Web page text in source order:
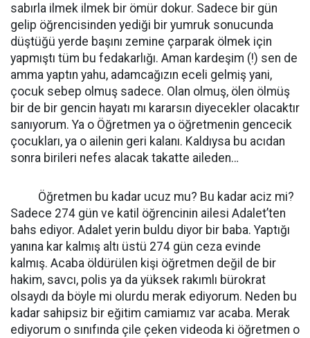
sabırla ilmek ilmek bir ömür dokur. Sadece bir gün
gelip öğrencisinden yediği bir yumruk sonucunda
düştüğü yerde başını zemine çarparak ölmek için
yapmıştı tüm bu fedakarlığı. Aman kardeşim (!) sen de
amma yaptın yahu, adamcağızın eceli gelmiş yani,
çocuk sebep olmuş sadece. Olan olmuş, ölen ölmüş
bir de bir gencin hayatı mı kararsın diyecekler olacaktır
sanıyorum. Ya o Öğretmen ya o öğretmenin gencecik
çocukları, ya o ailenin geri kalanı. Kaldıysa bu acıdan
sonra birileri nefes alacak takatte aileden…
Öğretmen bu kadar ucuz mu? Bu kadar aciz mi?
Sadece 274 gün ve katil öğrencinin ailesi Adalet’ten
bahs ediyor. Adalet yerin buldu diyor bir baba. Yaptığı
yanına kar kalmış altı üstü 274 gün ceza evinde
kalmış. Acaba öldürülen kişi öğretmen değil de bir
hakim, savcı, polis ya da yüksek rakımlı bürokrat
olsaydı da böyle mi olurdu merak ediyorum. Neden bu
kadar sahipsiz bir eğitim camiamız var acaba. Merak
ediyorum o sınıfında çile çeken videoda ki öğretmen o